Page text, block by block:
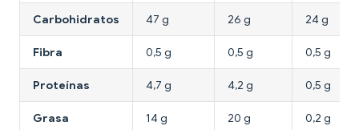
Carbohidratos 47 g 26 g 24 g
Fibra 0,5 g 0,5 g 0,5 g
Proteínas 4,7 g 4,2 g 0,5 g
Grasa 14 g 20 g 0,2 g